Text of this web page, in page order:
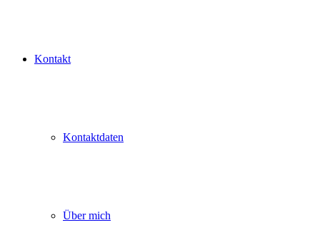
Kontakt
Kontaktdaten
Über mich